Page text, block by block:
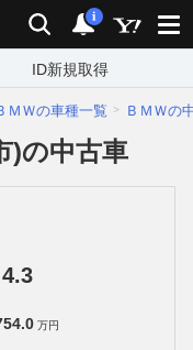
検索 通知
i
ID新規取得
ＭＷの車種一覧 ＢＭＷの
)の中古車
4.3
万円